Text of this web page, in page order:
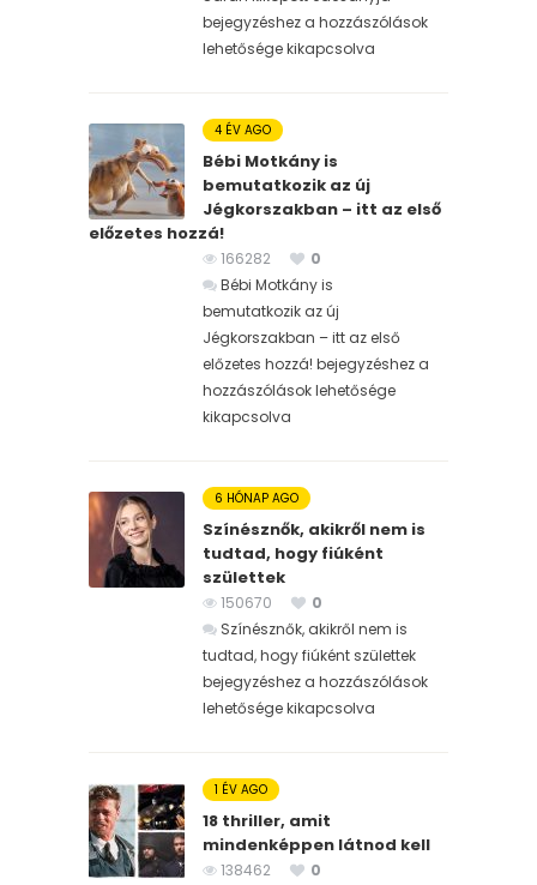
bejegyzéshez a hozzászólások
lehetősége kikapcsolva
4 ÉV AGO
Bébi Motkány is
bemutatkozik az új
Jégkorszakban – itt az első
előzetes hozzá!
166282
0
Bébi Motkány is
bemutatkozik az új
Jégkorszakban – itt az első
előzetes hozzá! bejegyzéshez a
hozzászólások lehetősége
kikapcsolva
6 HÓNAP AGO
Színésznők, akikről nem is
tudtad, hogy fiúként
születtek
150670
0
Színésznők, akikről nem is
tudtad, hogy fiúként születtek
bejegyzéshez a hozzászólások
lehetősége kikapcsolva
1 ÉV AGO
18 thriller, amit
mindenképpen látnod kell
138462
0